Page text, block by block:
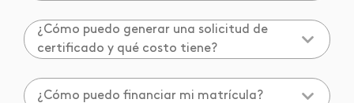
¿Cómo puedo generar una solicitud de
certificado y qué costo tiene?
¿Cómo puedo financiar mi matrícula?